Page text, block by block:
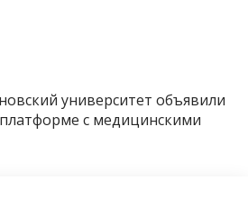
университет объявили
с медицинскими